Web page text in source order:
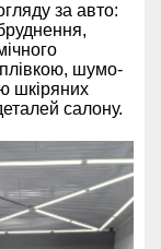
за авто:
шумо-
шкіряних
салону.